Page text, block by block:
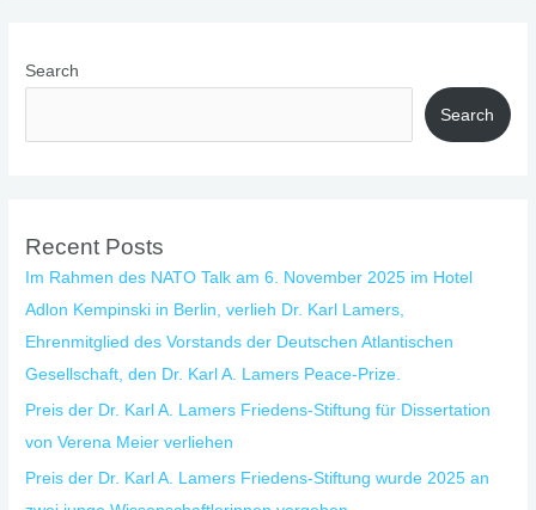
Search
Search
Recent Posts
Im Rahmen des NATO Talk am 6. November 2025 im Hotel
Adlon Kempinski in Berlin, verlieh Dr. Karl Lamers,
Ehrenmitglied des Vorstands der Deutschen Atlantischen
Gesellschaft, den Dr. Karl A. Lamers Peace-Prize.
Preis der Dr. Karl A. Lamers Friedens-Stiftung für Dissertation
von Verena Meier verliehen
Preis der Dr. Karl A. Lamers Friedens-Stiftung wurde 2025 an